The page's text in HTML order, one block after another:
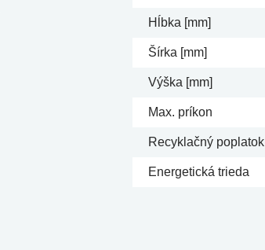
Hĺbka [mm]
Šírka [mm]
Výška [mm]
Max. príkon
Recyklačný poplatok
Energetická trieda